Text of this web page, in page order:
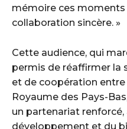
mémoire ces
collaboration sincère. »
Cette audience, qui
permis de réaffirmer la
et de coopération
Royaume des Pays-
un partenariat renforcé,
développement et du